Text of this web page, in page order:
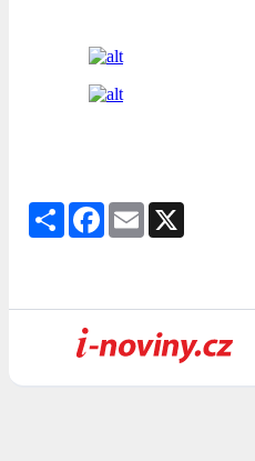
Share Facebook
Email